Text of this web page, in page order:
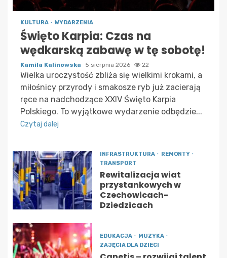
KULTURA WYDARZENIA
Święto Karpia: Czas na
wędkarską zabawę w tę sobotę!
Kamila Kalinowska 5 sierpnia 2026 22
Wielka uroczystość zbliża się wielkimi krokami, a
miłośnicy przyrody i smakosze ryb już zacierają
ręce na nadchodzące XXIV Święto Karpia
Polskiego. To wyjątkowe wydarzenie odbędzie...
Czytaj dalej
INFRASTRUKTURA
REMONTY
TRANSPORT
Rewitalizacja wiat
przystankowych w
Czechowicach-
Dziedzicach
EDUKACJA
MUZYKA
ZAJĘCIA DLA DZIECI